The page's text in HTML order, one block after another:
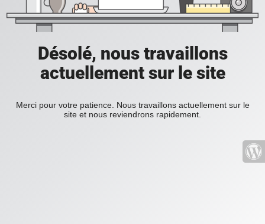
Désolé, nous travaillons
actuellement sur le site
Merci pour votre patience. Nous travaillons actuellement sur le
site et nous reviendrons rapidement.